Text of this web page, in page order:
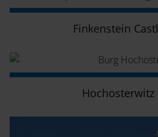
Finkenstein
Hochosterwitz